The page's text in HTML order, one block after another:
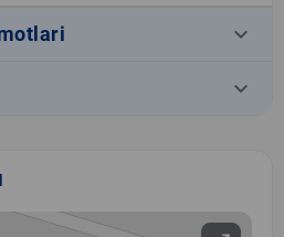
keyboard_arrow_down
keyboard_arrow_down